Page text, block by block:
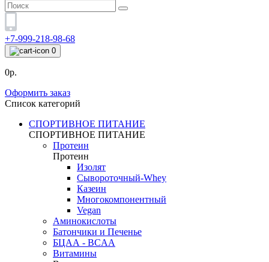
+7-999-218-98-68
0
0р.
Оформить заказ
Список категорий
СПОРТИВНОЕ ПИТАНИЕ
СПОРТИВНОЕ ПИТАНИЕ
Протеин
Протеин
Изолят
Сывороточный-Whey
Казеин
Многокомпонентный
Vegan
Аминокислоты
Батончики и Печенье
БЦАА - BCAA
Витамины